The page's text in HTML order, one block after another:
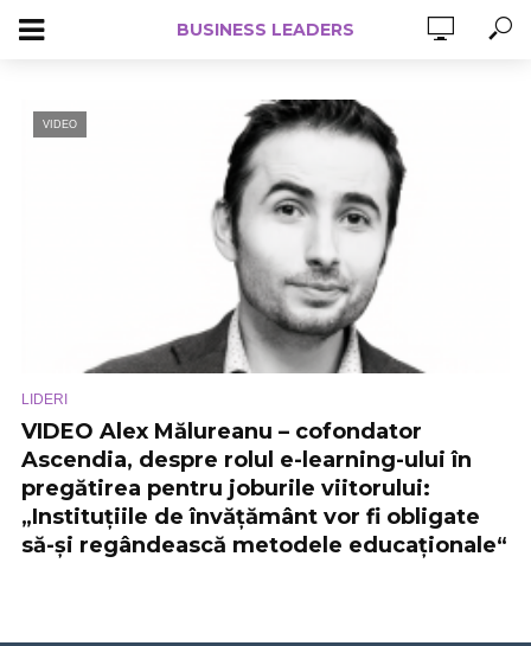
BUSINESS LEADERS
VIDEO
LIDERI
VIDEO Alex Mălureanu – cofondator
Ascendia, despre rolul e-learning-ului în
pregătirea pentru joburile viitorului:
„Instituțiile de învățământ vor fi obligate
să-și regândească metodele educaționale“